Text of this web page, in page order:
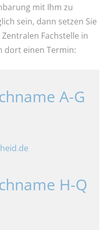
mit Ihm zu
sein, dann setzen Sie
Fachstelle in
dort einen Termin:
A-G
H-Q